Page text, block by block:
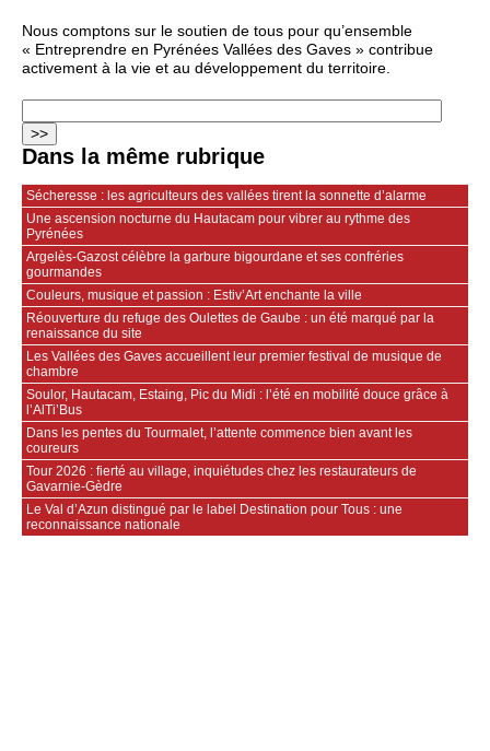
Nous comptons sur le soutien de tous pour qu’ensemble
« Entreprendre en Pyrénées Vallées des Gaves » contribue
activement à la vie et au développement du territoire.
Dans la même rubrique
Sécheresse : les agriculteurs des vallées tirent la sonnette d’alarme
Une ascension nocturne du Hautacam pour vibrer au rythme des
Pyrénées
Argelès-Gazost célèbre la garbure bigourdane et ses confréries
gourmandes
Couleurs, musique et passion : Estiv’Art enchante la ville
Réouverture du refuge des Oulettes de Gaube : un été marqué par la
renaissance du site
Les Vallées des Gaves accueillent leur premier festival de musique de
chambre
Soulor, Hautacam, Estaing, Pic du Midi : l’été en mobilité douce grâce à
l’AlTi’Bus
Dans les pentes du Tourmalet, l’attente commence bien avant les
coureurs
Tour 2026 : fierté au village, inquiétudes chez les restaurateurs de
Gavarnie‑Gèdre
Le Val d’Azun distingué par le label Destination pour Tous : une
reconnaissance nationale